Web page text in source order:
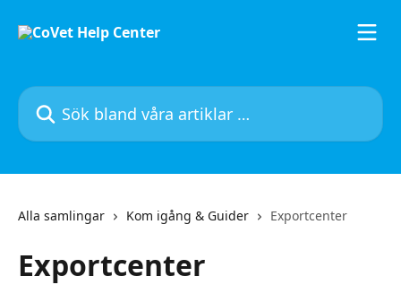
Sök bland våra artiklar …
Alla samlingar Kom igång & Guider Exportcenter
Exportcenter